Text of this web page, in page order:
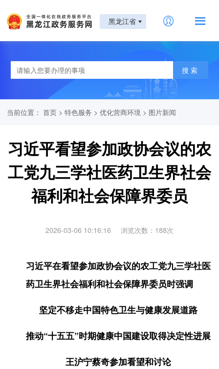
黑龙江省
当前位置：首页 >特色服务 >优化营商环境 > 图片新闻
习近平看望参加政协会议的农
工党九三学社医药卫生界社会
福利和社会保障界委员
2026-03-06 10:16:16 浏览次数： 188次
习近平在看望参加政协会议的农工党九三学社医
药卫生界社会福利和社会保障界委员时强调
坚定不移走中国特色卫生与健康发展道路
推动“十五五”时期健康中国建设取得决定性进展
王沪宁蔡奇参加看望和讨论